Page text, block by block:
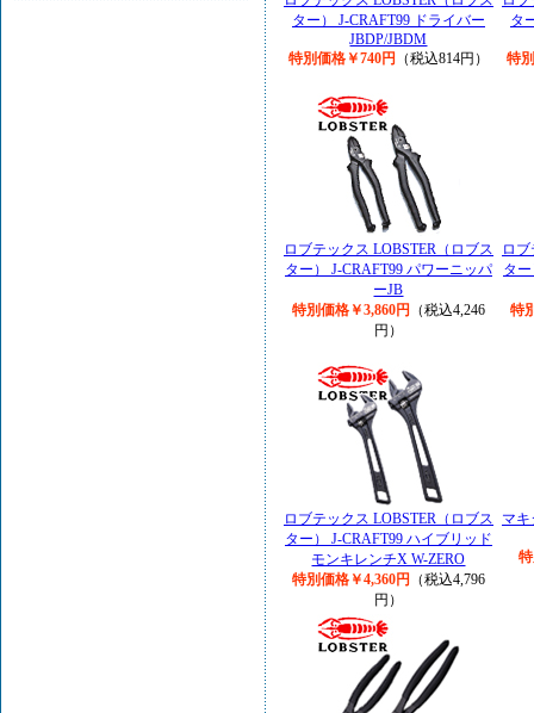
ター） J-CRAFT99 ドライバー
JBDP/JBDM
特別価格￥740円
（税込814円）
タ
特
ロブテックス LOBSTER（ロブス
ター） J-CRAFT99 パワーニッパ
ーJB
特別価格￥3,860円
（税込4,246
円）
ロ
タ
特
ロブテックス LOBSTER（ロブス
ター） J-CRAFT99 ハイブリッド
モンキレンチX W-ZERO
特別価格￥4,360円
（税込4,796
円）
マキ